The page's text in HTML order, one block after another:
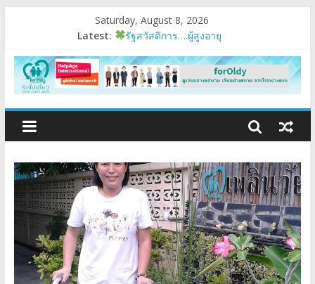
Saturday, August 8, 2026
Latest:
รัฐสวัสดิการ….ผู้สูงอายุ
มนุษย์ต่างวัย
Fest 2026
แรงบันดาลใจหนึ่ง